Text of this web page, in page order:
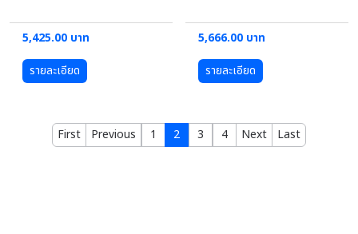
5,425.00 บาท
รายละเอียด
5,666.00 บาท
รายละเอียด
First Previous 1 2 3 4 Next Last